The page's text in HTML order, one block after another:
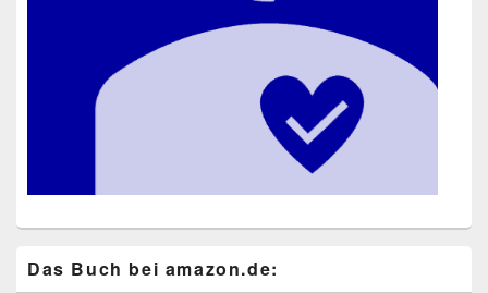
Das Buch bei ama​zon​.de: